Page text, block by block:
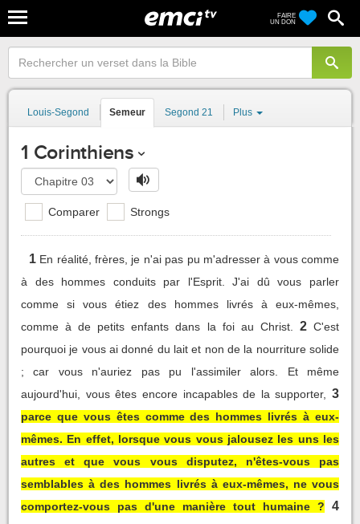
FAIRE
UN DON
Louis-Segond Semeur Segond 21 Plus
1 Corinthiens
Comparer Strongs
1 En réalité, frères, je n'ai pas pu m'adresser à vous comme
à des hommes conduits par l'Esprit. J'ai dû vous parler
comme si vous étiez des hommes livrés à eux-mêmes,
comme à de petits enfants dans la foi au Christ.
2 C'est
pourquoi je vous ai donné du lait et non de la nourriture solide
; car vous n'auriez pas pu l'assimiler alors. Et même
aujourd'hui, vous êtes encore incapables de la supporter,
3
parce que vous êtes comme des hommes livrés à eux-
mêmes. En effet, lorsque vous vous jalousez les uns les
autres et que vous vous disputez, n'êtes-vous pas
semblables à des hommes livrés à eux-mêmes, ne vous
comportez-vous pas d'une manière tout humaine ?
4